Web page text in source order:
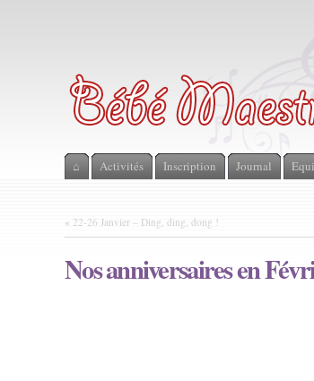
⌂ Activités Inscription Journal
« 22-26 Janvier – Ding, ding, dong !
Nos anniversaires en